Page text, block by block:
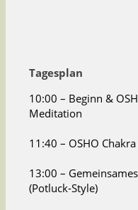
Tagesplan
10:00 – Beginn &
Meditation
11:40 – OSHO
13:00 –
(Potluck-Style)